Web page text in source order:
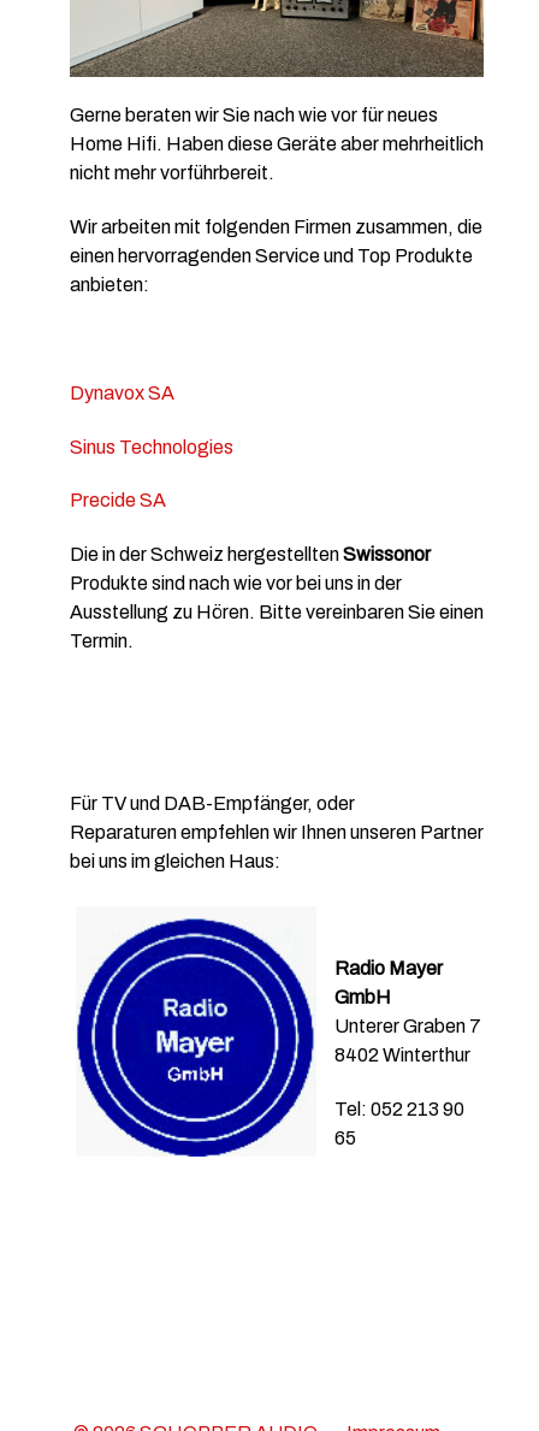
Gerne beraten wir Sie nach wie vor für neues
Home Hifi. Haben diese Geräte aber mehrheitlich
nicht mehr vorführbereit.
Wir arbeiten mit folgenden Firmen zusammen, die
einen hervorragenden Service und Top Produkte
anbieten:
Dynavox SA
Sinus Technologies
Precide SA
Die in der Schweiz hergestelltenSwissonor
Produkte sind nach wie vor bei uns in der
Ausstellung zu Hören. Bitte vereinbaren Sie einen
Termin.
Für TV und DAB-Empfänger, oder
Reparaturenempfehlen wir Ihnen unseren Partner
bei uns im gleichen Haus:
Radio Mayer
GmbH
Unterer Graben 7
8402 Winterthur
Tel: 052 213 90
65